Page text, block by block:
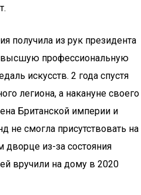
получила из рук президента
профессиональную
искусств. 2 года спустя
легиона, а накануне своего
Британской империи и
не смогла присутствовать на
из-за состояния
вручили на дому в 2020